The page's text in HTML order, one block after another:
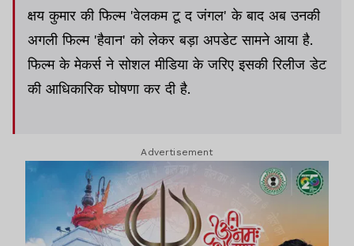
क्षय कुमार की फिल्म 'वेलकम टू द जंगल' के बाद अब उनकी
अगली फिल्म 'हैवान' को लेकर बड़ा अपडेट सामने आया है.
फिल्म के मेकर्स ने सोशल मीडिया के जरिए इसकी रिलीज डेट
की आधिकारिक घोषणा कर दी है.
Advertisement